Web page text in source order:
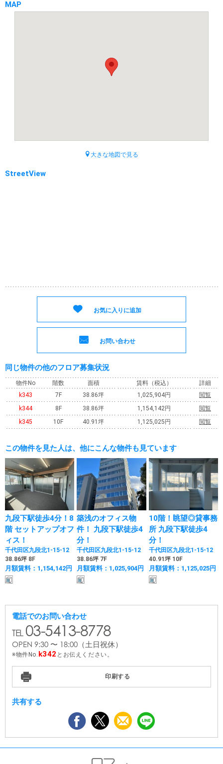
MAP
大きな地図で見る
StreetView
お気に入りに追加
お問い合わせ
同じ物件の他のフロア募集状況
物件No 階数 面積 賃料（税込）
詳細
k343
7F 38.86坪 1,025,904円
閲覧
k344
8F 38.86坪 1,154,142円
閲覧
k345
10F 40.91坪 1,125,025円 閲覧
この物件を見た人は、他にこんな物件も見ています
九段下駅徒歩4分！8
階 セットアップオフ
ィス！
千代田区九段北1-15-12
38.86坪 8F
月額賃料：1,154,142円
築浅のオフィス物
件！ 九段下駅徒歩4
分！
千代田区九段北1-15-12
38.86坪 7F
月額賃料：1,025,904円
10階！眺望◎貸事務
所 九段下駅徒歩4
分！
千代田区九段北1-15-12
40.91坪 10F
月額賃料：1,125,025円
電話でのお問い合わせ
03-5413-8778
OPEN 9:30 〜 18:00 （土日祝休）
物件No. k342 とお伝えください。
印刷する
共有する